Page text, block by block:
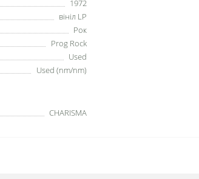
1972
вініл LP
Рок
Prog Rock
Used
Used (nm/nm)
CHARISMA